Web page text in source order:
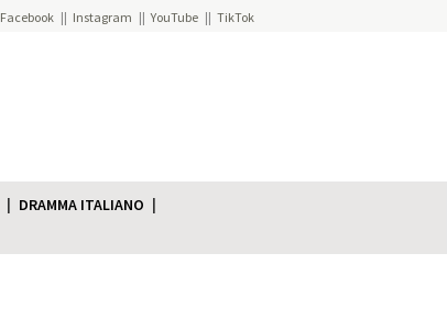
Facebook Instagram YouTube TikTok
DRAMMA ITALIANO